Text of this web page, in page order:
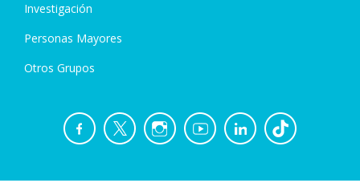
Investigación
Personas Mayores
Otros Grupos